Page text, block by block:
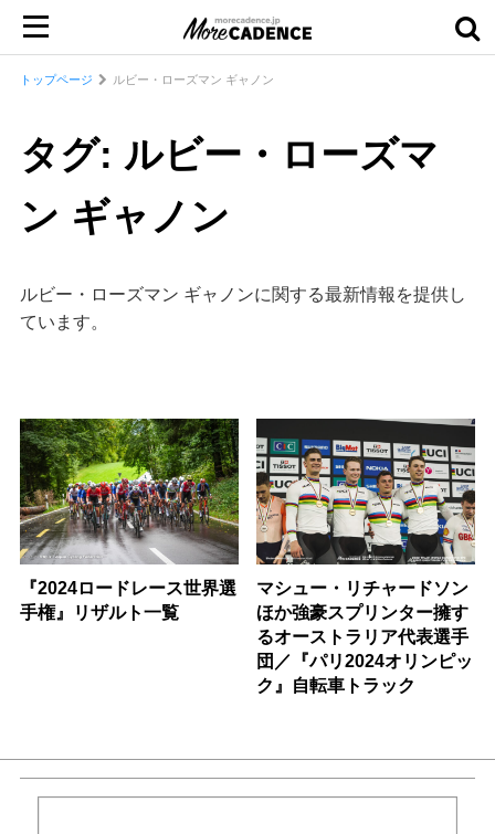
トップページ ルビー・ローズマン ギャノン
タグ: ルビー・ローズマ
ン ギャノン
ルビー・ローズマン ギャノンに関する最新情報を提供し
ています。
『2024ロードレース世界選
手権』リザルト一覧
マシュー・リチャードソン
ほか強豪スプリンター擁す
るオーストラリア代表選手
団／『パリ2024オリンピッ
ク』自転車トラック